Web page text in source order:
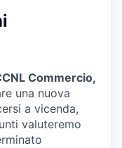
Commercio,
una nuova
a vicenda,
valuteremo